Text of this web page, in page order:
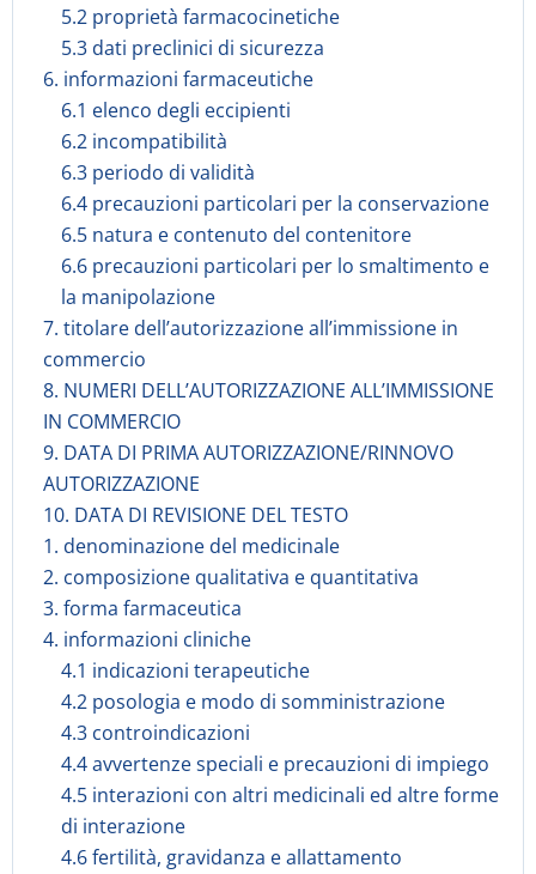
5.2 proprietà farmacocinetiche
5.3 dati preclinici di sicurezza
6. informazioni farmaceutiche
6.1 elenco degli eccipienti
6.2 incompatibilità
6.3 periodo di validità
6.4 precauzioni particolari per la conservazione
6.5 natura e contenuto del contenitore
6.6 precauzioni particolari per lo smaltimento e
la manipolazione
7. titolare dell’autorizzazione all’immissione in
commercio
8. NUMERI DELL’AUTORIZZAZIONE ALL’IMMISSIONE
IN COMMERCIO
9. DATA DI PRIMA AUTORIZZAZIONE/RINNOVO
AUTORIZZAZIONE
10. DATA DI REVISIONE DEL TESTO
1. denominazione del medicinale
2. composizione qualitativa e quantitativa
3. forma farmaceutica
4. informazioni cliniche
4.1 indicazioni terapeutiche
4.2 posologia e modo di somministrazione
4.3 controindicazioni
4.4 avvertenze speciali e precauzioni di impiego
4.5 interazioni con altri medicinali ed altre forme
di interazione
4.6 fertilità, gravidanza e allattamento